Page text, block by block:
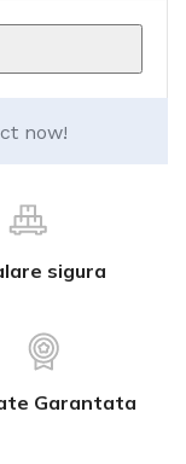
now!
sigura
Garantata